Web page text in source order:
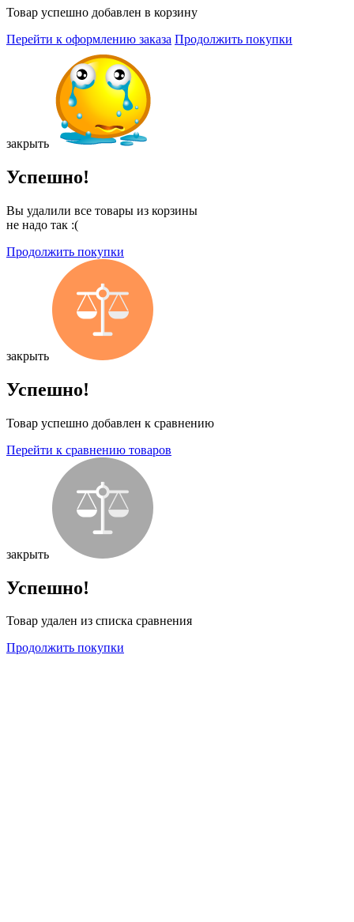
Товар успешно добавлен в корзину
Перейти к оформлению заказа Продолжить покупки
закрыть
Успешно!
Вы удалили все товары из корзины
не надо так :(
Продолжить покупки
закрыть
Успешно!
Товар успешно добавлен к сравнению
Перейти к сравнению товаров
закрыть
Успешно!
Товар удален из списка сравнения
Продолжить покупки